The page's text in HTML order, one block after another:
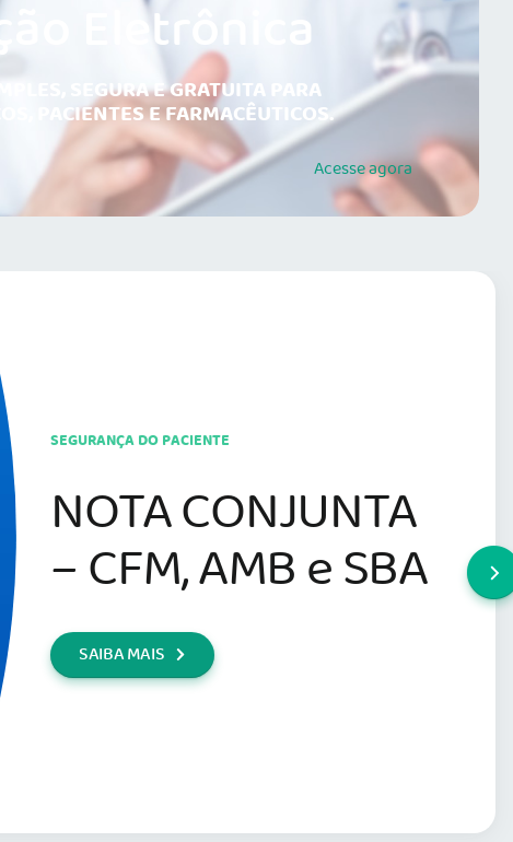
Eletrônica
SEGURA E GRATUITA PARA
PACIENTES E FARMACÊUTICOS.
Acesseagora
SEGURANÇA DO PACIENTE
NOTA CONJUNTA
– CFM, AMB e SBA
SAIBA MAIS